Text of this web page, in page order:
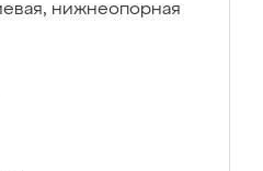
нижнеопорная